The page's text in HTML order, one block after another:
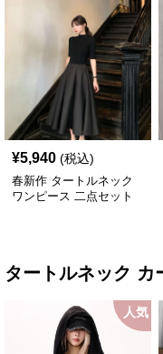
¥5,940 (税込)
春新作 タートルネック
ワンピース 二点セット
タートルネック カ
人気